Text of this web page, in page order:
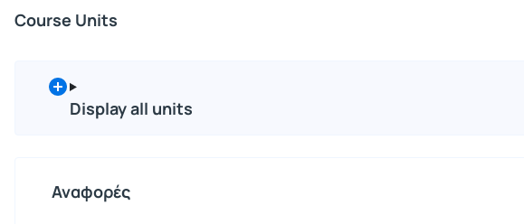
Course Units
Display all units
Αναφορές